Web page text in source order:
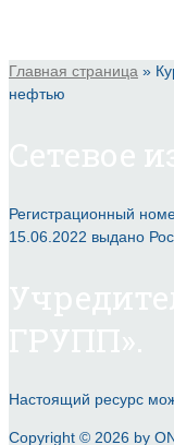
Главная страница »
нефтью
Регистрационный
15.06.2022 выдано
Настоящий ресурс
Copyright © 2026 by